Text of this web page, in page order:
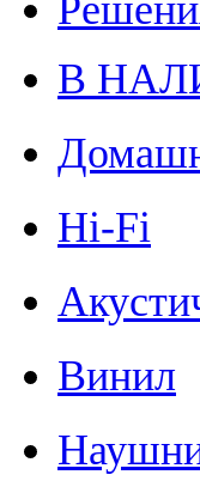
В
Hi-Fi
Винил